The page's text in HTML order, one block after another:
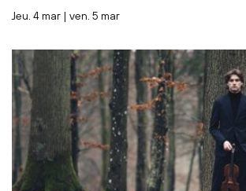
jeu. 4 mar | ven. 5 mar